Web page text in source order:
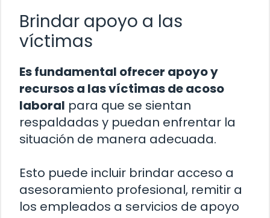
Brindar apoyo a las
víctimas
Es fundamental ofrecer apoyo y
recursos a las víctimas de acoso
laboral para que se sientan
respaldadas y puedan enfrentar la
situación de manera adecuada.
Esto puede incluir brindar acceso a
asesoramiento profesional, remitir a
los empleados a servicios de apoyo